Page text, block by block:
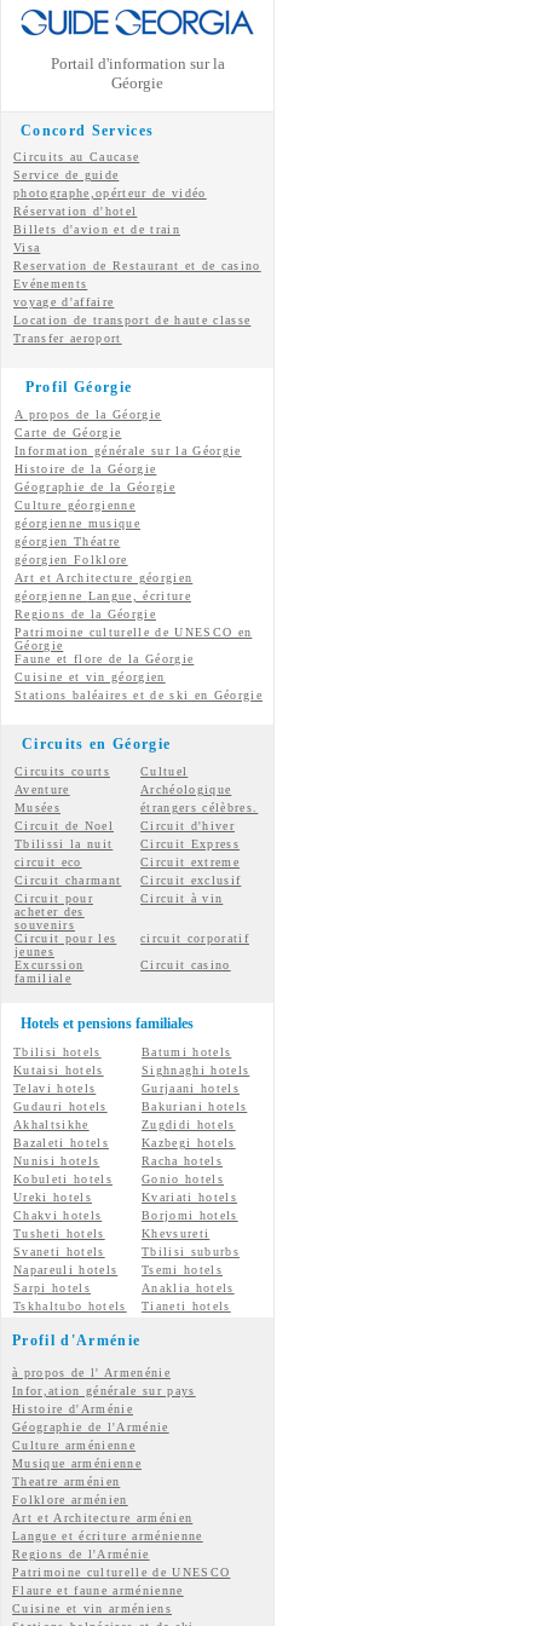
Portail d'information sur la
Géorgie
Concord Services
Circuits au Caucase
Service de guide
photographe,opérteur de vidéo
Réservation d'hotel
Billets d'avion et de train
Visa
Reservation de Restaurant et de casino
Evénements
voyage d'affaire
Location de transport de haute classe
Transfer aeroport
Profil Géorgie
A propos de la Géorgie
Carte de Géorgie
Information générale sur la Géorgie
Histoire de la Géorgie
Géographie de la Géorgie
Culture géorgienne
géorgienne musique
géorgien Théatre
géorgien Folklore
Art et Architecture géorgien
géorgienne Langue, écriture
Regions de la Géorgie
Patrimoine culturelle de UNESCO en
Géorgie
Faune et flore de la Géorgie
Cuisine et vin géorgien
Stations baléaires et de ski en Géorgie
Circuits en Géorgie
Circuits courts
Cultuel
Aventure
Archéologique
Musées
étrangers célèbres.
Circuit de Noel
Circuit d'hiver
Tbilissi la nuit
Circuit Express
circuit eco
Circuit extreme
Circuit charmant
Circuit exclusif
Circuit pour
acheter des
souvenirs
Circuit à vin
Circuit pour les
jeunes
circuit corporatif
Excurssion
familiale
Circuit casino
Hotels et pensions familiales
Tbilisi hotels
Batumi hotels
Kutaisi hotels
Sighnaghi hotels
Telavi hotels
Gurjaani hotels
Gudauri hotels
Bakuriani hotels
Akhaltsikhe
Zugdidi hotels
Bazaleti hotels
Kazbegi hotels
Nunisi hotels
Racha hotels
Kobuleti hotels
Gonio hotels
Ureki hotels
Kvariati hotels
Chakvi hotels
Borjomi hotels
Tusheti hotels
Khevsureti
Svaneti hotels
Tbilisi suburbs
Napareuli hotels
Tsemi hotels
Sarpi hotels
Anaklia hotels
Tskhaltubo hotels
Tianeti hotels
Profil d'Arménie
à propos de l' Armenénie
Infor,ation générale sur pays
Histoire d'Arménie
Géographie de l'Arménie
Culture arménienne
Musique arménienne
Theatre arménien
Folklore arménien
Art et Architecture arménien
Langue et écriture arménienne
Regions de l'Arménie
Patrimoine culturelle de UNESCO
Flaure et faune arménienne
Cuisine et vin arméniens